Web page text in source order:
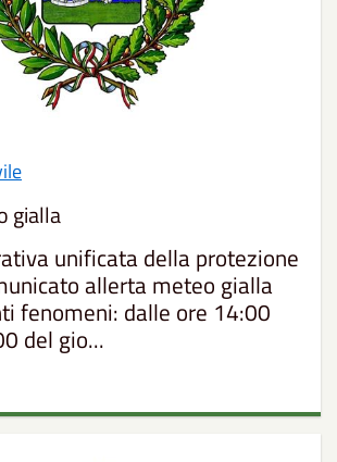
gialla
unificata della protezione
allerta meteo gialla
fenomeni: dalle ore 14:00
del gio...